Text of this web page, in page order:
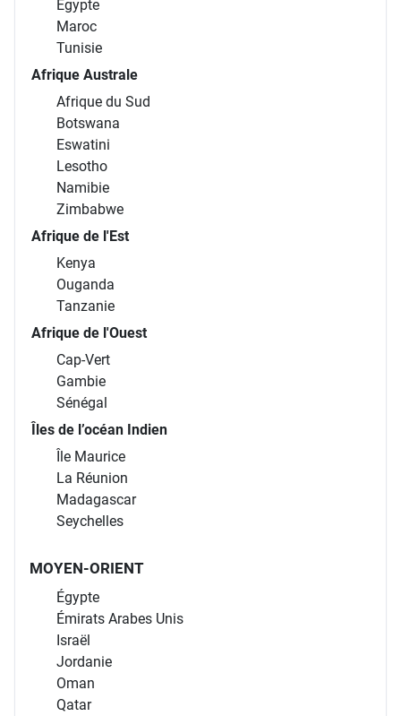
Égypte
Maroc
Tunisie
Afrique Australe
Afrique du Sud
Botswana
Eswatini
Lesotho
Namibie
Zimbabwe
Afrique de l'Est
Kenya
Ouganda
Tanzanie
Afrique de l'Ouest
Cap-Vert
Gambie
Sénégal
Îles de l’océan Indien
Île Maurice
La Réunion
Madagascar
Seychelles
MOYEN-ORIENT
Égypte
Émirats Arabes Unis
Israël
Jordanie
Oman
Qatar